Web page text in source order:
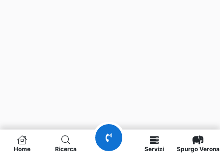
Home Ricerca Servizi Spurgo Verona